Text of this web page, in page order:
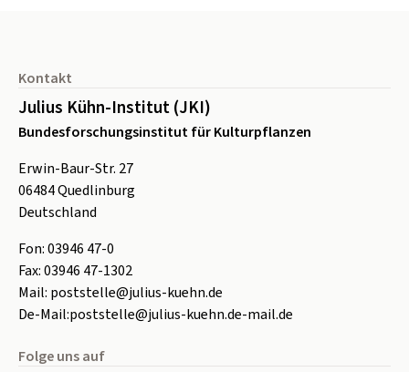
Kontakt
Julius Kühn-Institut (JKI)
Bundesforschungsinstitut für Kulturpflanzen
Erwin-Baur-Str. 27
06484Quedlinburg
Deutschland
Fon:03946 47-0
Fax:03946 47-1302
Mail: poststelle@julius-kuehn.de
De-Mail:poststelle@julius-kuehn.de-mail.de
Folge uns auf